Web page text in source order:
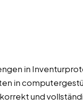
in
in
und